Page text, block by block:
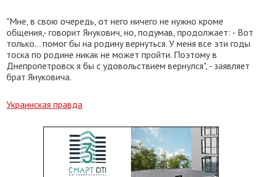
"Мне, в свою очередь, от него ничего не нужно кроме
общения,- говорит Янукович, но, подумав, продолжает: - Вот
только... помог бы на родину вернуться. У меня все эти годы
тоска по родине никак не может пройти. Поэтому в
Днепропетровск я бы с удовольствием вернулся", - заявляет
брат Януковича.
Украинская правда